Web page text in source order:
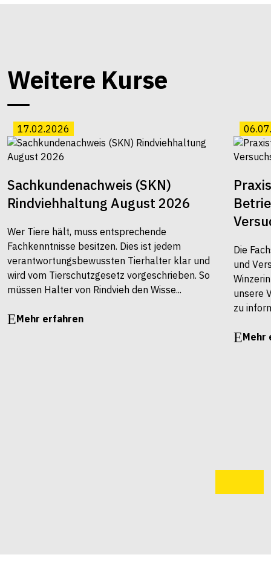
Weitere Kurse
17.02.2026
Sachkundenachweis (SKN)
Rindviehhaltung August 2026
Wer Tiere hält, muss entsprechende
Fachkenntnisse besitzen. Dies ist jedem
verantwortungsbewussten Tierhalter klar und
wird vom Tierschutzgesetz vorgeschrieben. So
müssen Halter von Rindvieh den Wisse...
Mehr erfahren
Die
und
unsere
zu
Mehr